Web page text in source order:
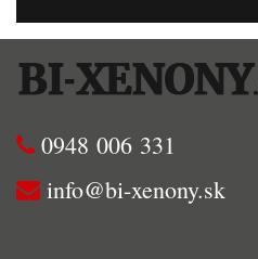
0948 006 331
info@bi-xenony.sk